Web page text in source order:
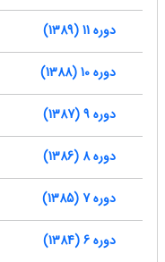
دوره 11 (1389)
دوره 10 (1388)
دوره 9 (1387)
دوره 8 (1386)
دوره 7 (1385)
دوره 6 (1384)